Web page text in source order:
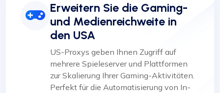
Erweitern Sie die Gaming-
und Medienreichweite in
den USA
US-Proxys geben Ihnen Zugriff auf
mehrere Spieleserver und Plattformen
zur Skalierung Ihrer Gaming-Aktivitäten.
Perfekt für die Automatisierung von In-